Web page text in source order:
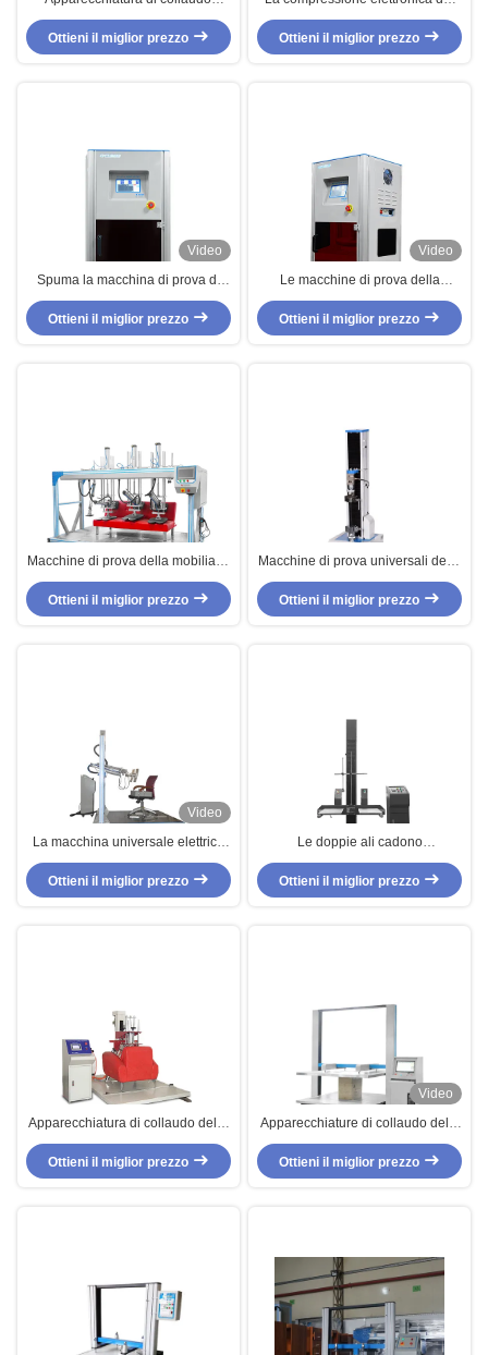
appiattita materiale su
ordinazione della mobilia della
schiuma di durezza della
Ottieni il miglior prezzo
materiale di durezza spuma
apparecchiatura di collaudo
Ottieni il miglior prezzo
Video
Spuma la macchina di prova di
fatica di compressione per
ricambiare la prova di
compressibilità
Ottieni il miglior prezzo
Video
Le macchine di prova della
mobilia, martellamento della forza
spumano attrezzatura dinamica di
prova di fatica
Ottieni il miglior prezzo
Macchine di prova della mobilia di
monofase, apparecchiatura di
collaudo di durevolezza del sofà
Ottieni il miglior prezzo
Macchine di prova universali della
mobilia dei materiali,
apparecchiature di collaudo di
resistenza alla trazione
Ottieni il miglior prezzo
Video
La macchina universale elettrica
della prova, presiede
l'apparecchiatura di collaudo
completa
Ottieni il miglior prezzo
Le doppie ali cadono
l'apparecchiatura di collaudo del
pacchetto con l'indicatore di
altezza di Digital
Ottieni il miglior prezzo
Apparecchiatura di collaudo della
mobilia di AC220V per il sofà
unico di Seat, norma EN4875
Ottieni il miglior prezzo
Video
Apparecchiature di collaudo della
carta del PC TAPPI-T804,
macchina di prova di
compressibilità del cartone
Ottieni il miglior prezzo